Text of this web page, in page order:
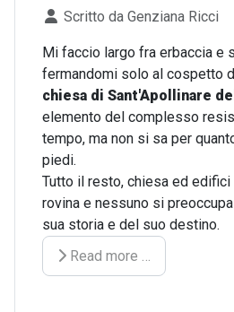
Dettagli
Scritto da Genziana Ricci
Mi faccio largo fra erbaccia e
fermandomi solo al cospetto
chiesa di Sant'Apollinare
elemento del complesso
tempo, ma non si sa per
piedi.
Tutto il resto, chiesa ed
rovina e nessuno si
sua storia e del suo destino.
Read more …